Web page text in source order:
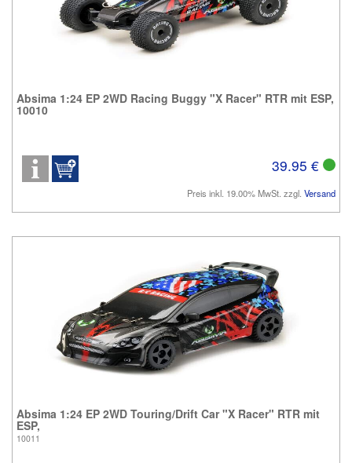
Absima 1:24 EP 2WD Racing Buggy "X Racer" RTR mit ESP,
10010
39.95 €
Preis inkl. 19.00% MwSt. zzgl. Versand
Absima 1:24 EP 2WD Touring/Drift Car "X Racer" RTR mit
ESP,
10011